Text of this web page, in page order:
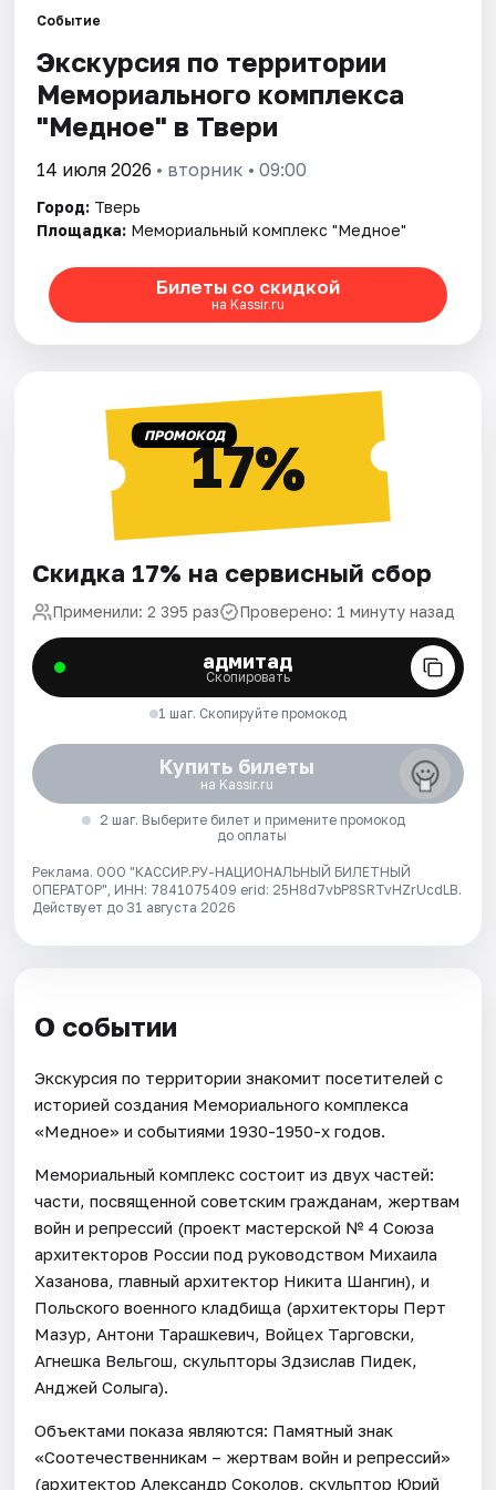
Города
Площадки
Артисты
Рейтинги
Событие
Экскурсия по территории
Мемориального комплекса
"Медное" в Твери
14 июля 2026 • вторник • 09:00
Город: Тверь
Площадка: Мемориальный комплекс "Медное"
Билеты со скидкой
на Kassir.ru
ПРОМОКОД17%
Скидка 17% на сервисный сбор
Применили: 2 395 раз Проверено: 1 минуту назад
адмитад
Скопировать
1 шаг. Скопируйте промокод
Купить билеты
на Kassir.ru
2 шаг. Выберите билет и примените промокод
до оплаты
Реклама. ООО "КАССИР.РУ-НАЦИОНАЛЬНЫЙ БИЛЕТНЫЙ
ОПЕРАТОР", ИНН: 7841075409 erid: 25H8d7vbP8SRTvHZrUcdLB.
Действует до 31 августа 2026
О событии
Экскурсия по территории знакомит посетителей с
историей создания Мемориального комплекса
«Медное» и событиями 1930-1950-х годов.
Мемориальный комплекс состоит из двух частей:
части, посвященной советским гражданам, жертвам
войн и репрессий (проект мастерской № 4 Союза
архитекторов России под руководством Михаила
Хазанова, главный архитектор Никита Шангин), и
Польского военного кладбища (архитекторы Перт
Мазур, Антони Тарашкевич, Войцех Тарговски,
Агнешка Вельгош, скульпторы Здзислав Пидек,
Анджей Солыга).
Объектами показа являются: Памятный знак
«Соотечественникам – жертвам войн и репрессий»
(архитектор Александр Соколов, скульптор Юрий